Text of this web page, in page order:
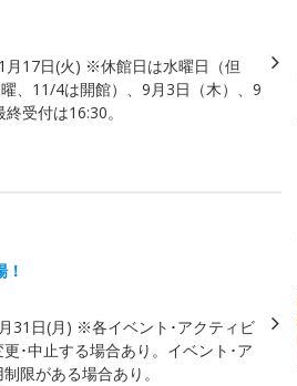
月17日(火) ※休館日は水曜日（但
、11/4は開館）、9月3日（木）、9
受付は16:30。
31日(月) ※各イベント･アクティビ
･中止する場合あり。イベント･ア
限がある場合あり。